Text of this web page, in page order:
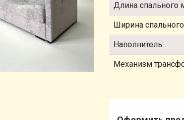
Длина спального
Ширина
Наполнитель
Механизм